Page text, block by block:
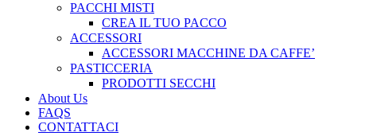
PACCHI MISTI
CREA IL TUO PACCO
ACCESSORI
ACCESSORI MACCHINE DA CAFFE’
PASTICCERIA
PRODOTTI SECCHI
About Us
FAQS
CONTATTACI